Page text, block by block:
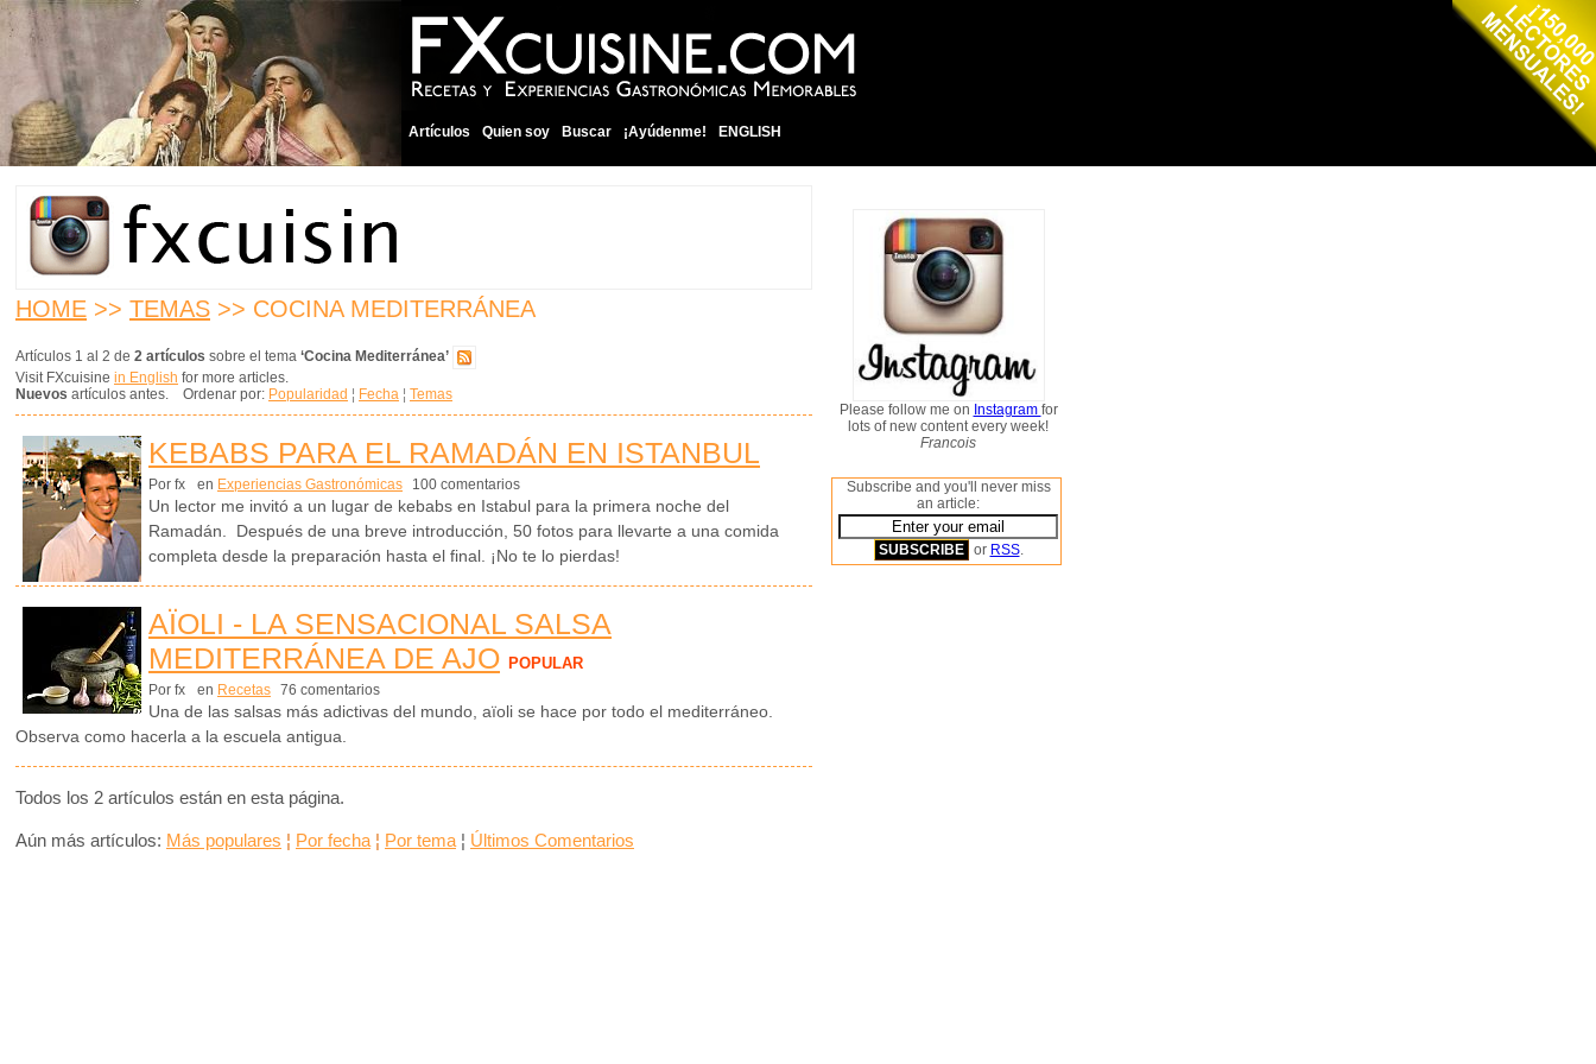
Artículos Quien soy Buscar ¡Ayúdenme! ENGLISH
HOME >> TEMAS >> COCINA MEDITERRÁNEA
Artículos 1 al 2 de 2 artículos sobre el tema ‘Cocina Mediterránea’
Visit FXcuisine in English for more articles.
Nuevos artículos antes. Ordenar por: Popularidad ¦ Fecha ¦ Temas
KEBABS PARA EL RAMADÁN EN ISTANBUL
Por fx en Experiencias Gastronómicas 100 comentarios
Un lector me invitó a un lugar de kebabs en Istabul para la primera noche del
Ramadán. Después de una breve introducción, 50 fotos para llevarte a una comida
completa desde la preparación hasta el final. ¡No te lo pierdas!
AÏOLI - LA SENSACIONAL SALSA
MEDITERRÁNEA DE AJO POPULAR
Por fx en Recetas 76 comentarios
Una de las salsas más adictivas del mundo, aïoli se hace por todo el mediterráneo.
Observa como hacerla a la escuela antigua.
Todos los 2 artículos están en esta página.
Aún más artículos: Más populares ¦ Por fecha¦ Por tema¦ Últimos Comentarios
Please follow me on Instagram for
lots of new content every week!
Francois
Subscribe and you'll never miss
an article:
or RSS.